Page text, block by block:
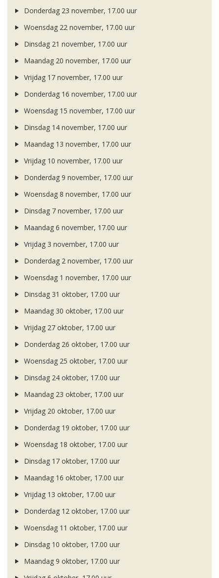
Donderdag 23 november, 17.00 uur
Woensdag 22 november, 17.00 uur
Dinsdag 21 november, 17.00 uur
Maandag 20 november, 17.00 uur
Vrijdag 17 november, 17.00 uur
Donderdag 16 november, 17.00 uur
Woensdag 15 november, 17.00 uur
Dinsdag 14 november, 17.00 uur
Maandag 13 november, 17.00 uur
Vrijdag 10 november, 17.00 uur
Donderdag 9 november, 17.00 uur
Woensdag 8 november, 17.00 uur
Dinsdag 7 november, 17.00 uur
Maandag 6 november, 17.00 uur
Vrijdag 3 november, 17.00 uur
Donderdag 2 november, 17.00 uur
Woensdag 1 november, 17.00 uur
Dinsdag 31 oktober, 17.00 uur
Maandag 30 oktober, 17.00 uur
Vrijdag 27 oktober, 17.00 uur
Donderdag 26 oktober, 17.00 uur
Woensdag 25 oktober, 17.00 uur
Dinsdag 24 oktober, 17.00 uur
Maandag 23 oktober, 17.00 uur
Vrijdag 20 oktober, 17.00 uur
Donderdag 19 oktober, 17.00 uur
Woensdag 18 oktober, 17.00 uur
Dinsdag 17 oktober, 17.00 uur
Maandag 16 oktober, 17.00 uur
Vrijdag 13 oktober, 17.00 uur
Donderdag 12 oktober, 17.00 uur
Woensdag 11 oktober, 17.00 uur
Dinsdag 10 oktober, 17.00 uur
Maandag 9 oktober, 17.00 uur